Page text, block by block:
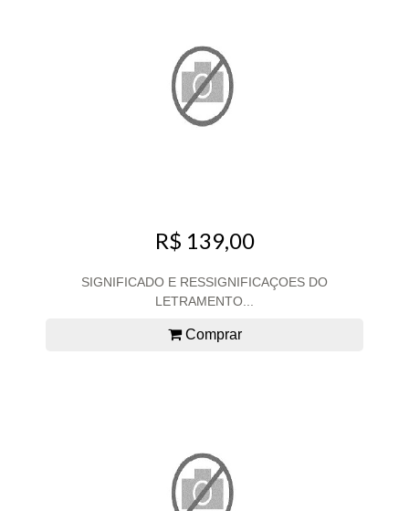
R$ 139,00
SIGNIFICADO E RESSIGNIFICAÇOES DO
LETRAMENTO...
Comprar